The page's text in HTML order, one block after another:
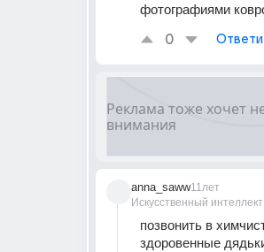
фотографиями
0
anna_saww
Искусственный интеллект
11лет
позвонить в
здоровенные